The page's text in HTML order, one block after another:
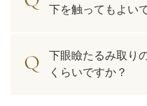
下を触ってもよい
下眼瞼たるみ取り
くらいですか？